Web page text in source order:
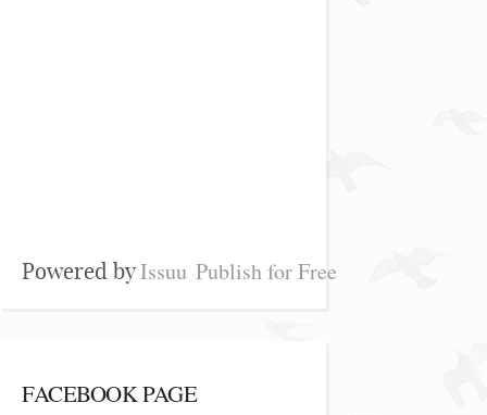
Powered byIssuu Publish for Free
FACEBOOK PAGE